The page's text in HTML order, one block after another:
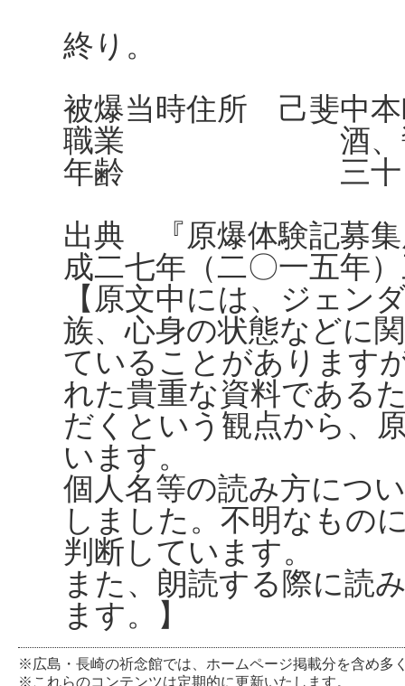
終り。
被爆当時住所 己斐中
職業 酒、醤油
年齢 三十四
出典 『原爆体験記募
成二七年（二〇一五年
【原文中には、ジェン
族、心身の状態などに
ていることがあります
れた貴重な資料である
だくという観点から、
います。
個人名等の読み方につ
しました。不明なもの
判断しています。
また、朗読する際に読
ます。】
※広島・長崎の祈念館では、ホームページ掲載分を含め多
※これらのコンテンツは定期的に更新いたします。